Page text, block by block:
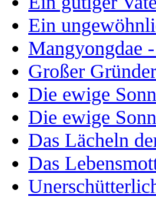
Ein
Mangyongdae
Großer
Die ewige
Die ewige
Das Lächeln
Das